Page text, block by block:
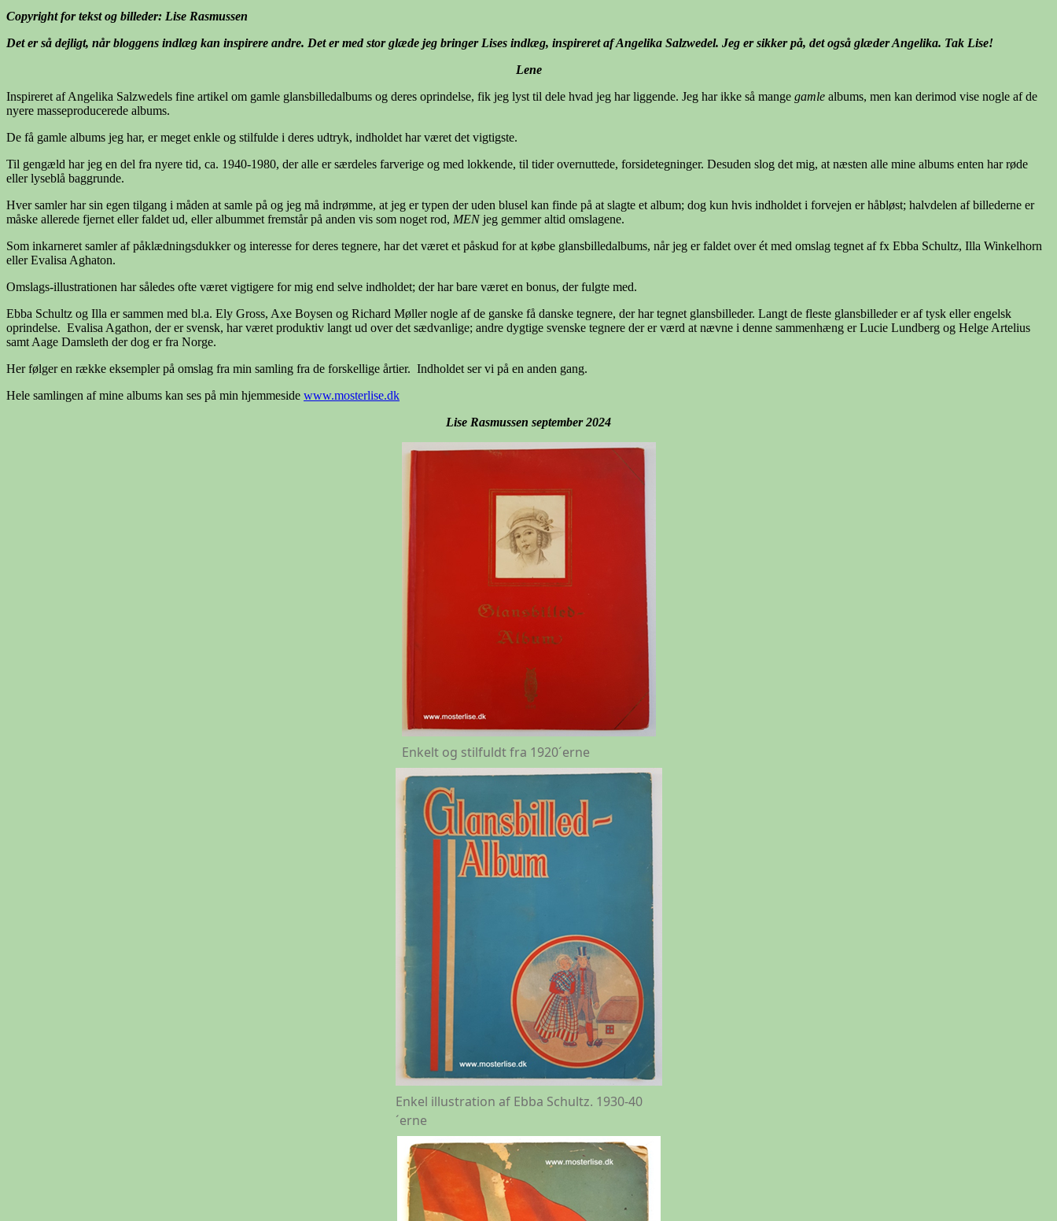
Copyright for tekst og billeder: Lise Rasmussen
Det er så dejligt, når bloggens indlæg kan inspirere andre. Det er med stor glæde jeg bringer Lises indlæg, inspireret af Angelika Salzwedel. Jeg er sikker på, det også glæder Angelika. Tak Lise!
Lene
Inspireret af Angelika Salzwedels fine artikel om gamle glansbilledalbums og deres oprindelse, fik jeg lyst til dele hvad jeg har liggende. Jeg har ikke så mange gamle albums, men kan derimod vise nogle af de
nyere masseproducerede albums.
De få gamle albums jeg har, er meget enkle og stilfulde i deres udtryk, indholdet har været det vigtigste.
Til gengæld har jeg en del fra nyere tid, ca. 1940-1980, der alle er særdeles farverige og med lokkende, til tider overnuttede, forsidetegninger. Desuden slog det mig, at næsten alle mine albums enten har røde
eller lyseblå baggrunde.
Hver samler har sin egen tilgang i måden at samle på og jeg må indrømme, at jeg er typen der uden blusel kan finde på at slagte et album; dog kun hvis indholdet i forvejen er håbløst; halvdelen af billederne er
måske allerede fjernet eller faldet ud, eller albummet fremstår på anden vis som noget rod, MENjeg gemmer altid omslagene.
Som inkarneret samler af påklædningsdukker og interesse for deres tegnere, har det været et påskud for at købe glansbilledalbums, når jeg er faldet over ét med omslag tegnet af fx Ebba Schultz, Illa Winkelhorn
eller Evalisa Aghaton.
Omslags-illustrationen har således ofte været vigtigere for mig end selve indholdet; der har bare været en bonus, der fulgte med.
Ebba Schultz og Illa er sammen med bl.a. Ely Gross, Axe Boysen og Richard Møller nogle af de ganske få danske tegnere, der har tegnet glansbilleder. Langt de fleste glansbilleder er af tysk eller engelsk
oprindelse. Evalisa Agathon, der er svensk, har været produktiv langt ud over det sædvanlige; andre dygtige svenske tegnere der er værd at nævne i denne sammenhæng er Lucie Lundberg og Helge Artelius
samt Aage Damsleth der dog er fra Norge.
Her følger en række eksempler på omslag fra min samling fra de forskellige årtier. Indholdet ser vi på en anden gang.
Hele samlingen af mine albums kan ses på min hjemmeside www.mosterlise.dk
Lise Rasmussen september 2024
Enkelt og stilfuldt fra 1920´erne
Enkel illustration af Ebba Schultz. 1930-40
´erne